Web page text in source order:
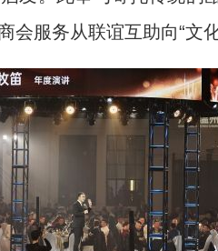
会服务从联谊互助向“文